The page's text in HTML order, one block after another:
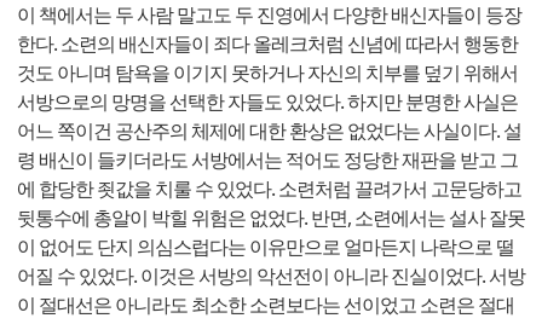
이 책에서는 두 사람 말고도 두 진영에서 다양한 배신자들이 등장
한다. 소련의 배신자들이 죄다 올레크처럼 신념에 따라서 행동한
것도 아니며 탐욕을 이기지 못하거나 자신의 치부를 덮기 위해서
서방으로의 망명을 선택한 자들도 있었다. 하지만 분명한 사실은
어느 쪽이건 공산주의 체제에 대한 환상은 없었다는 사실이다. 설
령 배신이 들키더라도 서방에서는 적어도 정당한 재판을 받고 그
에 합당한 죗값을 치룰 수 있었다. 소련처럼 끌려가서 고문당하고
뒷통수에 총알이 박힐 위험은 없었다. 반면, 소련에서는 설사 잘못
이 없어도 단지 의심스럽다는 이유만으로 얼마든지 나락으로 떨
어질 수 있었다. 이것은 서방의 악선전이 아니라 진실이었다. 서방
이 절대선은 아니라도 최소한 소련보다는 선이었고 소련은 절대